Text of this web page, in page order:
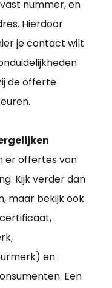
nummer, en
Hierdoor
je contact wilt
de offerte
er offertes van
Kijk verder dan
maar bekijk ook
en
Een